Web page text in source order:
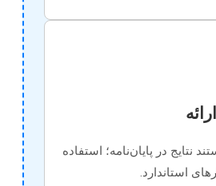
نتایج در پایان‌نامه؛ استفاده
استاندارد.